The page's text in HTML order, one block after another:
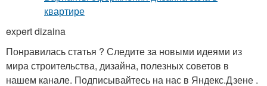
expert dizaina
Понравилась статья ? Следите за новыми идеями из
мира строительства, дизайна, полезных советов в
нашем канале. Подписывайтесь на нас в Яндекс.Дзене .